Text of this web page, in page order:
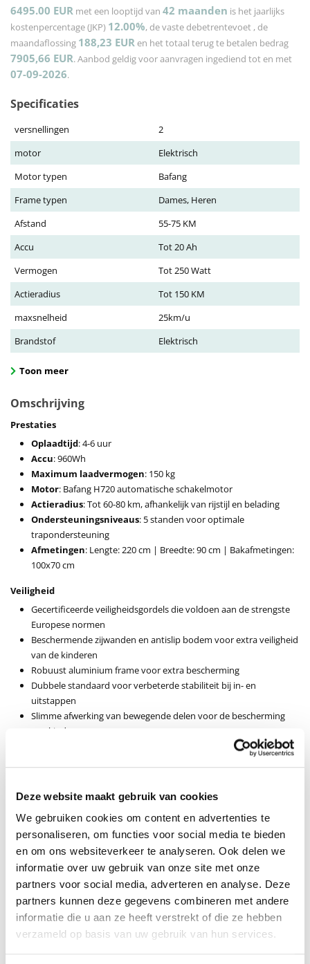
Deze website maakt gebruik van cookies
We gebruiken cookies om content en advertenties te
personaliseren, om functies voor social media te bieden
en om ons websiteverkeer te analyseren. Ook delen we
informatie over uw gebruik van onze site met onze
partners voor social media, adverteren en analyse. Deze
partners kunnen deze gegevens combineren met andere
informatie die u aan ze heeft verstrekt of die ze hebben
verzameld op basis van uw gebruik van hun services.
6495.00 EUR met een looptijd van 42 maanden is het jaarlijks
kostenpercentage (JKP) 12.00%, de vaste debetrentevoet , de
maandaflossing 188,23 EURen het totaal terug te betalen bedrag
7905,66 EUR. Aanbod geldig voor aanvragen ingediend tot en met
07-09-2026.
Specificaties
versnellingen
2
motor
Elektrisch
Motor typen
Bafang
Frame typen
Dames, Heren
Afstand
55-75 KM
Accu
Tot 20 Ah
Vermogen
Tot 250 Watt
Actieradius
Tot 150 KM
maxsnelheid
25km/u
Brandstof
Elektrisch
Toon meer
Omschrijving
Prestaties
Oplaadtijd: 4-6 uur
Accu: 960Wh
Maximum laadvermogen: 150 kg
Motor: Bafang H720 automatische schakelmotor
Actieradius: Tot 60-80 km, afhankelijk van rijstijl en belading
Ondersteuningsniveaus: 5 standen voor optimale
trapondersteuning
Afmetingen: Lengte: 220 cm | Breedte: 90 cm | Bakafmetingen:
100x70 cm
Veiligheid
Gecertificeerde veiligheidsgordels die voldoen aan de strengste
Europese normen
Beschermende zijwanden en antislip bodem voor extra veiligheid
van de kinderen
Robuust aluminium frame voor extra bescherming
Dubbele standaard voor verbeterde stabiliteit bij in- en
uitstappen
Slimme afwerking van bewegende delen voor de bescherming
van kinderen
Krachtige Tektro hydraulische remmen met geïntegreerde
richtingaanwijzers voor maximale zichtbaarheid
Accessoires voor extra veiligheid
Hoogwaardige kinderhelmen in verschillende maten
Veiligheidsbeugel met regenhoes of overkapping voor
bescherming tegen weersomstandigheden
Maxi-Cosi adapter voor veilige bevestiging van je Maxi-Cosi voor
comfortabel vervoer
Praktisch en comfortabel
Geschikt voor kinderen vanaf: De geboorte (met Maxi-Cosi